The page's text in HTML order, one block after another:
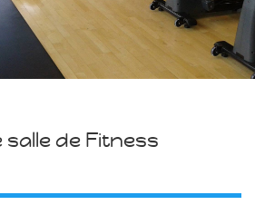
salle de Fitness